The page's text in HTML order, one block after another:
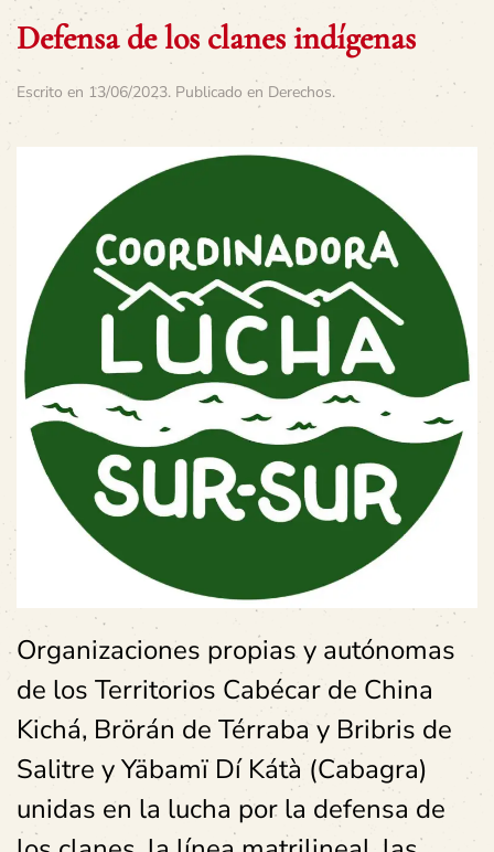
Defensa de los clanes indígenas
Escrito en 13/06/2023. Publicado en Derechos.
Organizaciones propias y autónomas
de los Territorios Cabécar de China
Kichá, Brörán de Térraba y Bribris de
Salitre y Yäbamï Dí Kátà (Cabagra)
unidas en la lucha por la defensa de